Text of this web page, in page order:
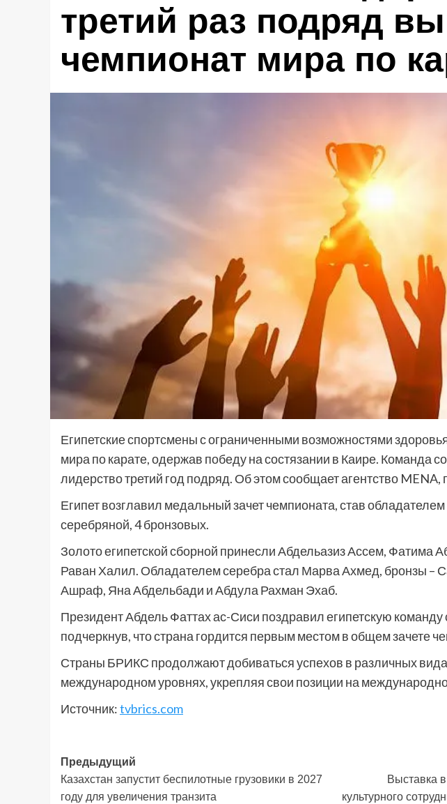
третий раз подряд
чемпионат мира по
Египетские спортсмены с ограниченными возможностями
мира по карате, одержав победу на состязании в Каире. Команда
лидерство третий год подряд. Об этом сообщает агентство MENA,
Египет возглавил медальный зачет чемпионата, став
серебряной, 4 бронзовых.
Золото египетской сборной принесли Абдельазиз Ассем, Фатима
Раван Халил. Обладателем серебра стал Марва Ахмед, бронзы –
Ашраф, Яна Абдельбади и Абдула Рахман Эхаб.
Президент Абдель Фаттах ас-Сиси поздравил египетскую
подчеркнув, что страна гордится первым местом в общем зачете
Страны БРИКС продолжают добиваться успехов в различных
международном уровнях, укрепляя свои позиции на
Источник:tvbrics.com
Навигация
записи
Предыдущий
Казахстан запустит беспилотные грузовики в 2027
году для увеличения транзита
Выставка
культурного